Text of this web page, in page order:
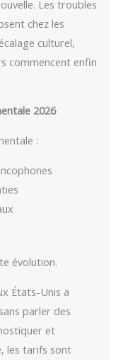
Les troubles
chez les
culturel,
commencent enfin
2026
:
évolution.
États-Unis a
parler des
et
les tarifs sont